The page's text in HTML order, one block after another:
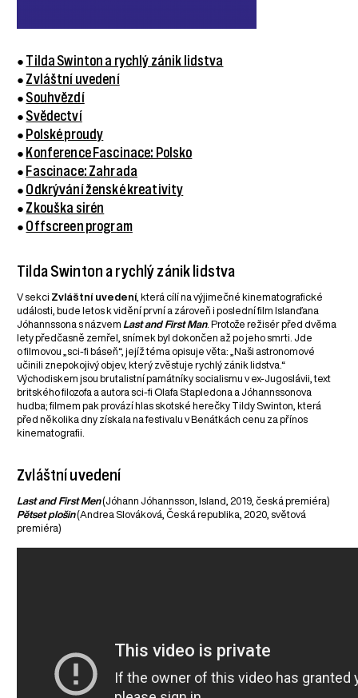
● Tilda Swinton a rychlý zánik lidstva
● Zvláštní uvedení
● Souhvězdí
● Svědectví
● Polské proudy
● Konference Fascinace: Polsko
● Fascinace: Zahrada
● Odkrývání ženské kreativity
● Zkouška sirén
● Offscreen program
Tilda Swinton a rychlý zánik lidstva
V sekci Zvláštní uvedení, která cílí na výjimečné kinematografické
události, bude letos k vidění první a zároveň i poslední film Islanďana
Jóhannssona s názvem Last and First Man. Protože režisér před dvěma
lety předčasně zemřel, snímek byl dokončen až po jeho smrti. Jde
o filmovou „sci-fi báseň“, jejíž téma opisuje věta: „Naši astronomové
učinili znepokojivý objev, který zvěstuje rychlý zánik lidstva.“
Východiskem jsou brutalistní památníky socialismu v ex-Jugoslávii, text
britského filozofa a autora sci-fi Olafa Stapledona a Jóhannssonova
hudba; filmem pak provází hlas skotské herečky Tildy Swinton, která
před několika dny získala na festivalu v Benátkách cenu za přínos
kinematografii.
Zvláštní uvedení
Last and First Men(Jóhann Jóhannsson, Island, 2019, česká premiéra)
Pětset plošin(Andrea Slováková, Česká republika, 2020, světová
premiéra)